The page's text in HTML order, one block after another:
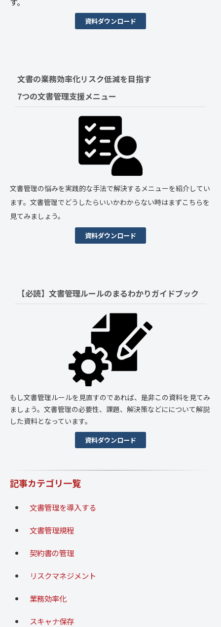
資料ダウンロード
文書の業務効率化リスク低減を目指す
7つの文書管理支援メニュー
文書管理の悩みを実践的な手法で解決するメニューを紹介してい
ます。文書管理でどうしたらいいかわからない時はまずこちらを
見てみましょう。
資料ダウンロード
【必読】文書管理ルールのまるわかりガイドブック
もし文書管理ルールを見直すのであれば、是非この資料を見てみ
ましょう。文書管理の必要性、課題、解決策などにについて解説
した資料となっています。
資料ダウンロード
記事カテゴリ一覧
文書管理を導入する
文書管理規程
契約書の管理
リスクマネジメント
業務効率化
スキャナ保存